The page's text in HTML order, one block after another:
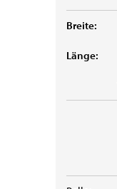
Breite:
Länge: